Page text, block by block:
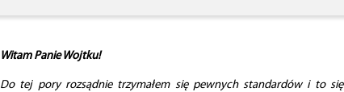
Witam Panie Wojtku!
Do tej pory rozsądnie trzymałem się pewnych standardów i to się